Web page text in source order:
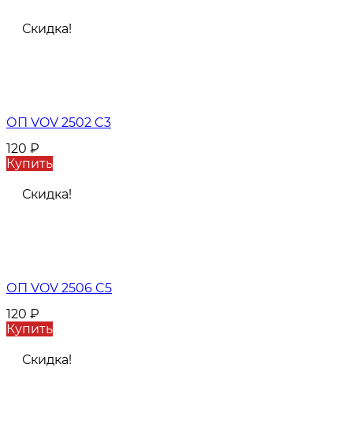
Скидка!
ОП VOV 2502 C3
120 ₽
Купить
Скидка!
ОП VOV 2506 C5
120 ₽
Купить
Скидка!